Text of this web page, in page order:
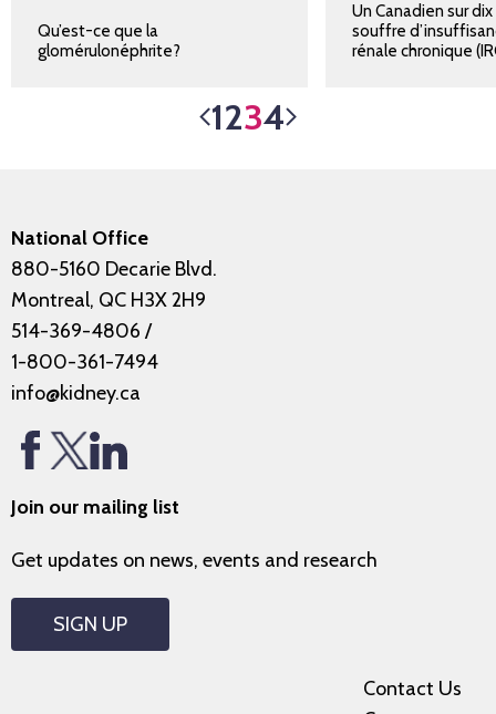
Qu’est-ce que la
glomérulonéphrite?
Un Canadien sur dix
souffre
rénale chronique
1234
National Office
880-5160 Decarie Blvd.
Montreal, QC H3X 2H9
514-369-4806 /
1-800-361-7494
info@kidney.ca
Join our mailing list
Get updates on news, events and research
SIGN UP
Contact Us